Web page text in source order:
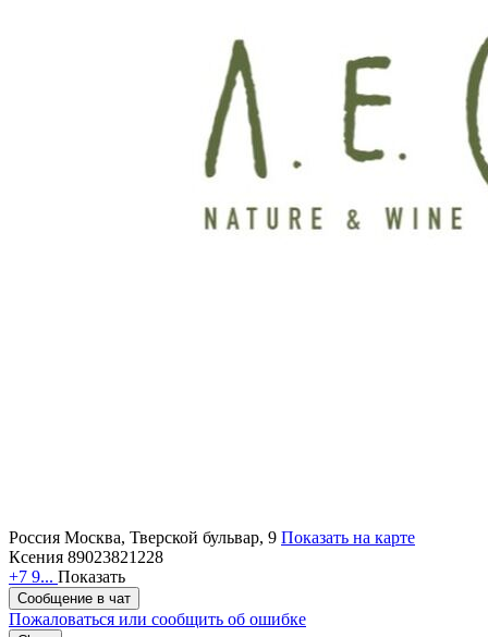
Россия Москва, Тверской бульвар, 9 Показать на карте
Ксения 89023821228
+7 9... Показать
Сообщение в чат
Пожаловаться или сообщить об ошибке